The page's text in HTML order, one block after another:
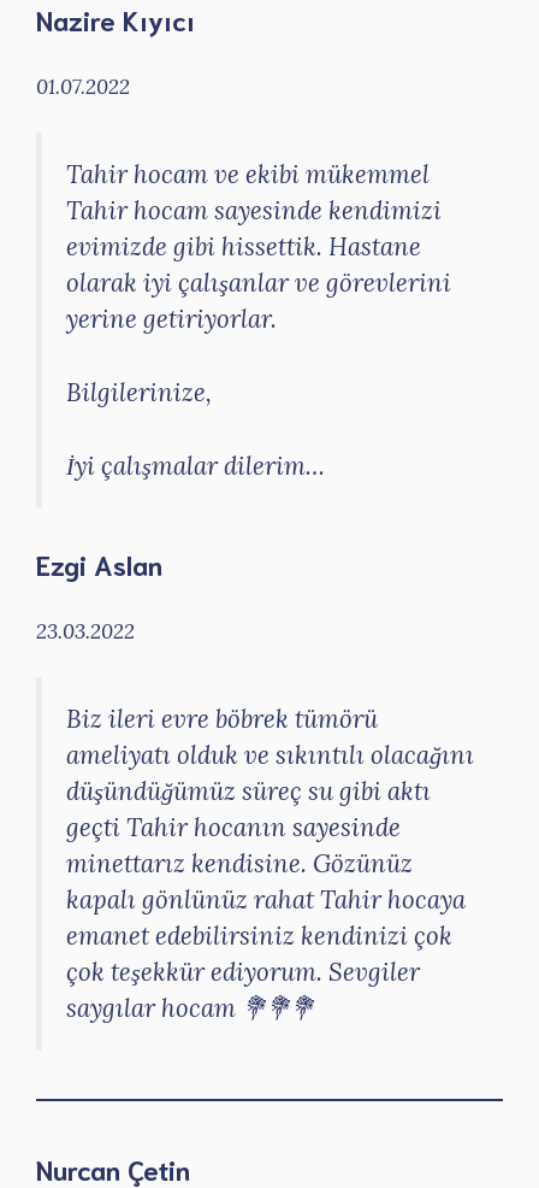
Nazire Kıyıcı
01.07.2022
Tahir hocam ve ekibi mükemmel
Tahir hocam sayesinde kendimizi
evimizde gibi hissettik. Hastane
olarak iyi çalışanlar ve görevlerini
yerine getiriyorlar.
Bilgilerinize,
İyi çalışmalar dilerim…
Ezgi Aslan
23.03.2022
Biz ileri evre böbrek tümörü
ameliyatı olduk ve sıkıntılı olacağını
düşündüğümüz süreç su gibi aktı
geçti Tahir hocanın sayesinde
minettarız kendisine. Gözünüz
kapalı gönlünüz rahat Tahir hocaya
emanet edebilirsiniz kendinizi çok
çok teşekkür ediyorum. Sevgiler
saygılar hocam 💐💐💐
Nurcan Çetin